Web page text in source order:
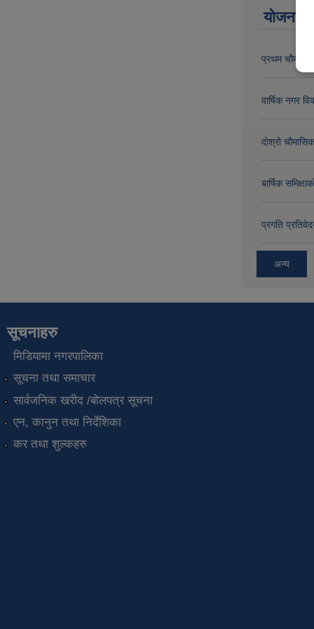
योजना
प्रथम
वार्षिक नगर
दोश्रो
बार्षिक
प्रगति
अन्य
सूचनाहरु
मिडियामा नगरपालिका
सूचना तथा समाचार
सार्वजनिक खरीद /बोलपत्र सूचना
एन, कानुन तथा निर्देशिका
कर तथा शुल्कहरु